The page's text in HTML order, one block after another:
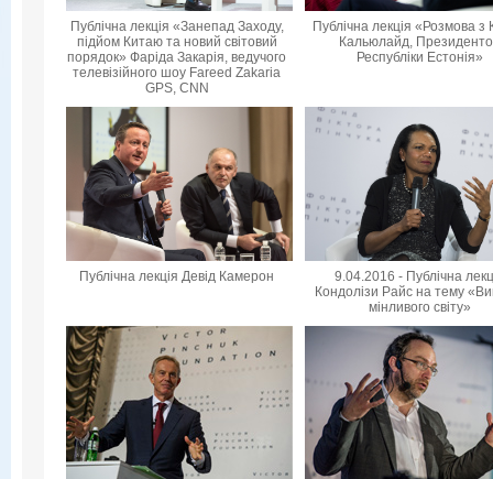
Публічна лекція «Занепад Заходу,
підйом Китаю та новий світовий
порядок» Фаріда Закарія, ведучого
телевізійного шоу Fareed Zakaria
GPS, CNN
Публічна лекція «Розмова з
Кальюлайд,
Республіки Естонія»
Публічна лекція Девід Камерон
9.04.2016 - Публічна
Кондолізи Райс на тему
мінливого світу»